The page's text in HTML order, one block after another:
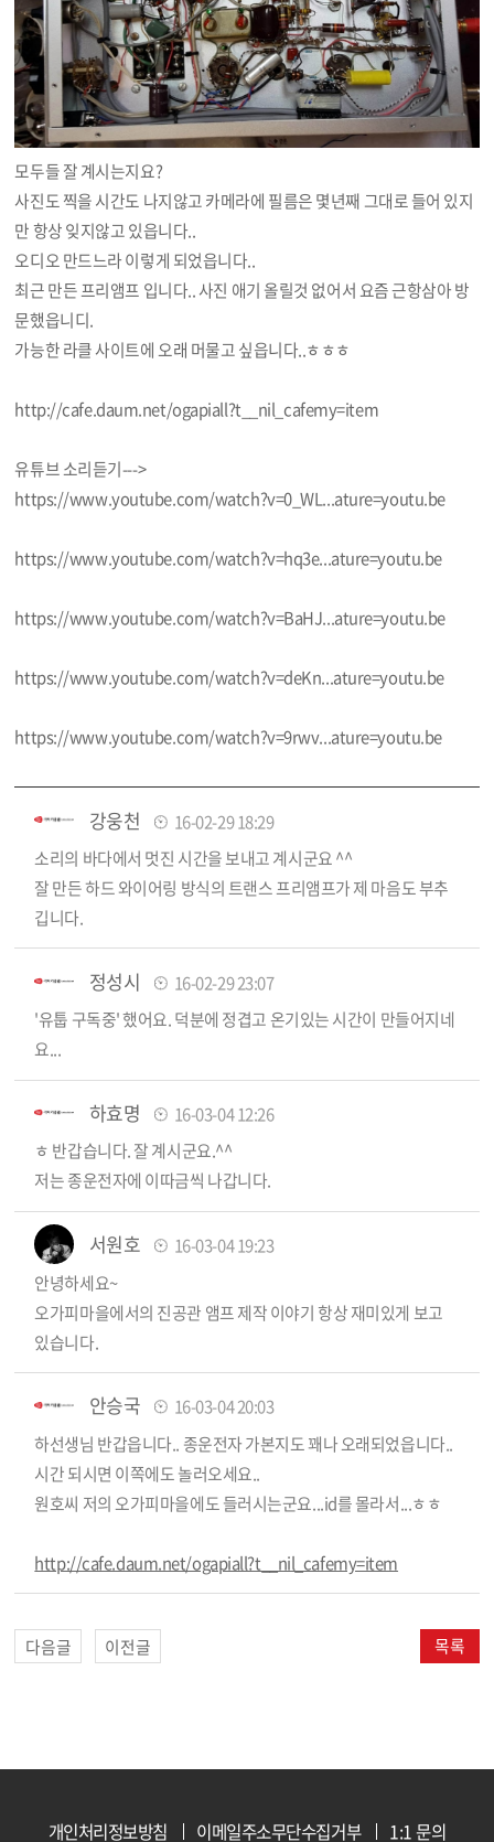
모두들 잘 계시는지요?
사진도 찍을 시간도 나지않고 카메라에 필름은 몇년째 그대로 들어 있지
만 항상 잊지않고 있읍니다..
오디오 만드느라 이렇게 되었읍니다..
최근 만든 프리앰프 입니다.. 사진 애기 올릴것 없어서 요즘 근항삼아 방
문했읍니디.
가능한 라클 사이트에 오래 머물고 싶읍니다..ㅎㅎㅎ
http://cafe.daum.net/ogapiall?t__nil_cafemy=item
유튜브 소리듣기--->
https://www.youtube.com/watch?v=0_WL...ature=youtu.be
https://www.youtube.com/watch?v=hq3e...ature=youtu.be
https://www.youtube.com/watch?v=BaHJ...ature=youtu.be
https://www.youtube.com/watch?v=deKn...ature=youtu.be
https://www.youtube.com/watch?v=9rwv...ature=youtu.be
강웅천
16-02-29 18:29
소리의 바다에서 멋진 시간을 보내고 계시군요 ^^
잘 만든 하드 와이어링 방식의 트랜스 프리앰프가 제 마음도 부추
깁니다.
정성시
16-02-29 23:07
'유툽 구독중' 했어요. 덕분에 정겹고 온기있는 시간이 만들어지네
요...
하효명
16-03-04 12:26
ㅎ 반갑습니다. 잘 계시군요.^^
저는 종운전자에 이따금씩 나갑니다.
서원호
16-03-04 19:23
안녕하세요~
오가피마을에서의 진공관 앰프 제작 이야기 항상 재미있게 보고
있습니다.
안승국
16-03-04 20:03
하선생님 반갑읍니다.. 종운전자 가본지도 꽤나 오래되었읍니다..
시간 되시면 이쪽에도 놀러오세요..
원호씨 저의 오가피마을에도 들러시는군요...id를 몰라서...ㅎㅎ
http://cafe.daum.net/ogapiall?t__nil_cafemy=item
다음글 이전글 목록
개인처리정보방침 이메일주소무단수집거부 1:1 문의